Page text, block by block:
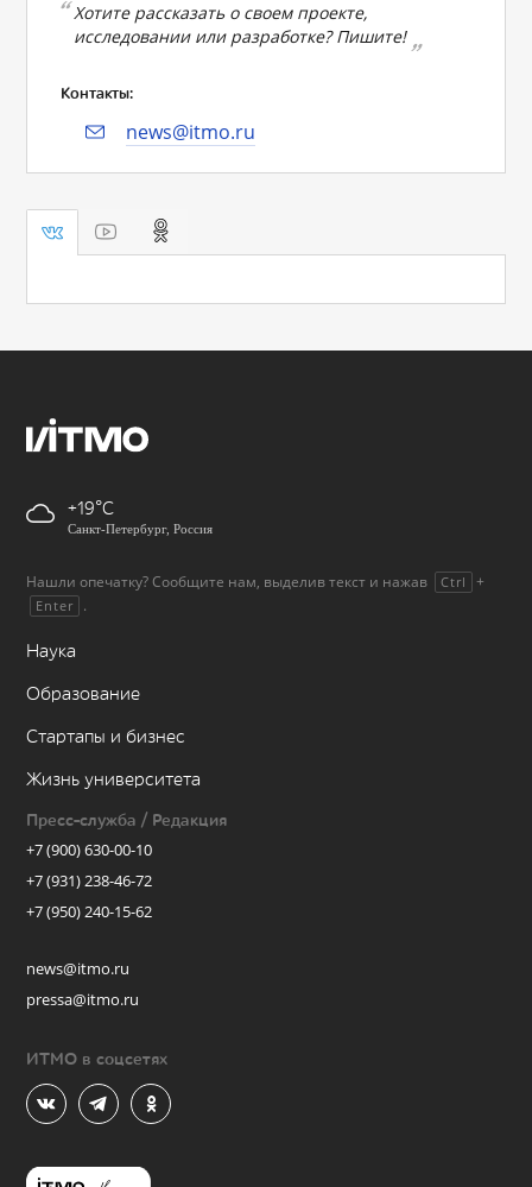
Хотите рассказать о своем проекте,
исследовании или разработке? Пишите!
Контакты:
news@itmo.ru
+19
Санкт-Петербург, Россия
Нашли опечатку? Сообщите нам, выделив текст и нажав Ctrl +
Enter .
Наука
Образование
Стартапы и бизнес
Жизнь университета
Пресс-служба / Редакция
+7 (900) 630-00-10
+7 (931) 238-46-72
+7 (950) 240-15-62
news@itmo.ru
pressa@itmo.ru
ИТМО в соцсетях